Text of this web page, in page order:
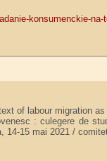
konsumenckie-
of labour migration
: culegere de
14-15 mai 2021 /